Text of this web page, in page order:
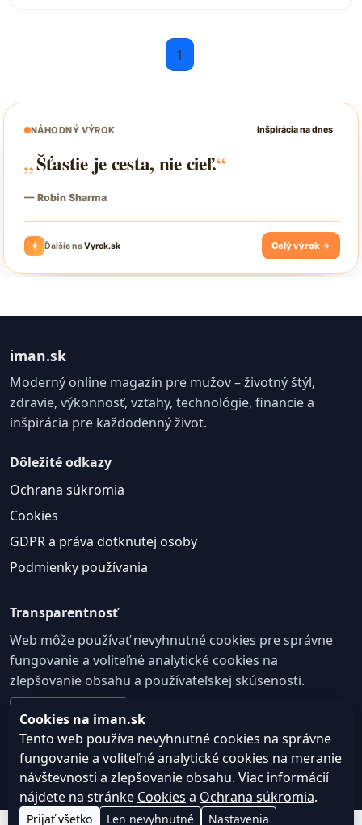
1
iman.sk
Moderný online magazín pre mužov – životný štýl,
zdravie, výkonnosť, vzťahy, technológie, financie a
inšpirácia pre každodenný život.
Dôležité odkazy
Ochrana súkromia
Cookies
GDPR a práva dotknutej osoby
Podmienky používania
Transparentnosť
Web môže používať nevyhnutné cookies pre správne
fungovanie a voliteľné analytické cookies na
zlepšovanie obsahu a používateľskej skúsenosti.
© 2026
iman.sk
Web design, tvorba webu a SEO – Consultee,
s.r.o.
Cookies na iman.sk
Tento web používa nevyhnutné cookies na správne
fungovanie a voliteľné analytické cookies na meranie
návštevnosti a zlepšovanie obsahu. Viac informácií
nájdete na stránke Cookies a Ochrana súkromia.
Prijať všetko Len nevyhnutné Nastavenia